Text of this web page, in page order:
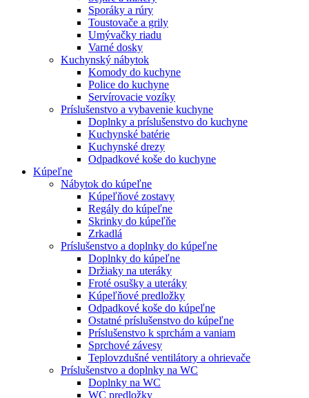
Sporáky a rúry
Toustovače a grily
Umývačky riadu
Varné dosky
Kuchynský nábytok
Komody do kuchyne
Police do kuchyne
Servírovacie vozíky
Príslušenstvo a vybavenie kuchyne
Doplnky a príslušenstvo do kuchyne
Kuchynské batérie
Kuchynské drezy
Odpadkové koše do kuchyne
Kúpeľne
Nábytok do kúpeľne
Kúpeľňové zostavy
Regály do kúpeľne
Skrinky do kúpeľňe
Zrkadlá
Príslušenstvo a doplnky do kúpeľne
Doplnky do kúpeľne
Držiaky na uteráky
Froté osušky a uteráky
Kúpeľňové predložky
Odpadkové koše do kúpeľne
Ostatné príslušenstvo do kúpeľne
Príslušenstvo k sprchám a vaniam
Sprchové závesy
Teplovzdušné ventilátory a ohrievače
Príslušenstvo a doplnky na WC
Doplnky na WC
WC predložky